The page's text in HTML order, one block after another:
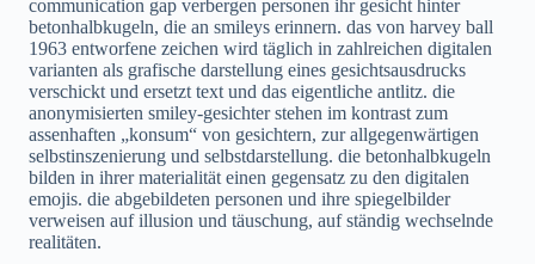
communication gap verbergen personen ihr gesicht hinter
betonhalbkugeln, die an smileys erinnern. das von harvey ball
1963 entworfene zeichen wird täglich in zahlreichen digitalen
varianten als grafische darstellung eines gesichtsausdrucks
verschickt und ersetzt text und das eigentliche antlitz. die
anonymisierten smiley-gesichter stehen im kontrast zum
assenhaften „konsum“ von gesichtern, zur allgegenwärtigen
selbstinszenierung und selbstdarstellung. die betonhalbkugeln
bilden in ihrer materialität einen gegensatz zu den digitalen
emojis. die abgebildeten personen und ihre spiegelbilder
verweisen auf illusion und täuschung, auf ständig wechselnde
realitäten.